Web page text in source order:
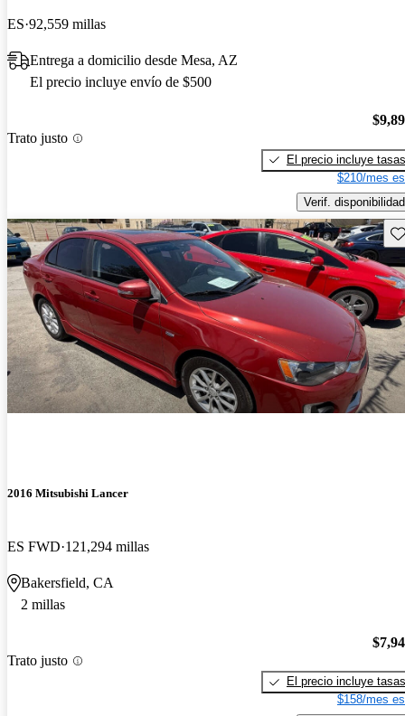
ES 92,559 millas
Entrega a domicilio desde Mesa, AZ
El precio incluye envío de $500
Trato justo
El precio incluye tasas
$210/mes
Verif. disponibilidad
2016 Mitsubishi Lancer
ES FWD 121,294 millas
Bakersfield, CA
2 millas
Trato justo
El precio incluye tasas
$158/mes